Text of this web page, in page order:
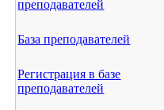
преподавателей
База преподавателей
Регистрация в базе
преподавателей